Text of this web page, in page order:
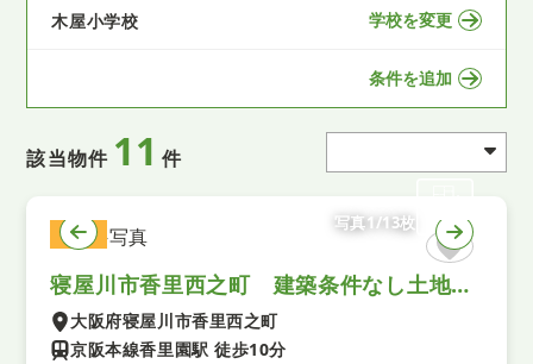
木屋小学校 学校を変更
条件を追加
該当物件 11 件
土地
写真1/13枚
寝屋川市香里西之町 建築条件なし土地 1号地
大阪府寝屋川市香里西之町
京阪本線香里園駅 徒歩10分